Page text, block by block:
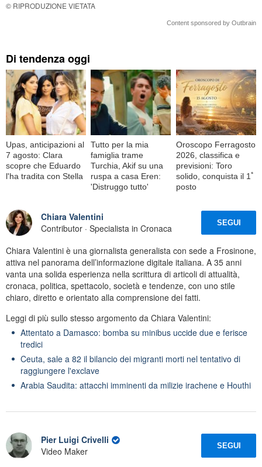
© RIPRODUZIONE VIETATA
Content sponsored by Outbrain
Di tendenza oggi
Upas, anticipazioni al
7 agosto: Clara
scopre che Eduardo
l'ha tradita con Stella
Tutto per la mia
famiglia trame
Turchia, Akif su una
ruspa a casa Eren:
'Distruggo tutto'
Oroscopo Ferragosto
2026, classifica e
previsioni: Toro
solido, conquista il 1ﾟ
posto
Chiara Valentini
Contributor · Specialista in Cronaca
SEGUI
Chiara Valentini è una giornalista generalista con sede a Frosinone,
attiva nel panorama dell’informazione digitale italiana. A 35 anni
vanta una solida esperienza nella scrittura di articoli di attualità,
cronaca, politica, spettacolo, società e tendenze, con uno stile
chiaro, diretto e orientato alla comprensione dei fatti.
Leggi di più sullo stesso argomento da Chiara Valentini:
Attentato a Damasco: bomba su minibus uccide due e ferisce
tredici
Ceuta, sale a 82 il bilancio dei migranti morti nel tentativo di
raggiungere l'exclave
Arabia Saudita: attacchi imminenti da milizie irachene e Houthi
Pier Luigi Crivelli
Video Maker
SEGUI